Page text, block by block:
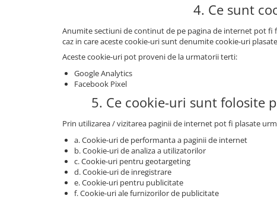
4. Ce sunt
Anumite sectiuni de continut de pe pagina de internet pot
caz in care aceste cookie-uri sunt denumite cookie-uri
Aceste cookie-uri pot proveni de la urmatorii terti:
Google Analytics
Facebook Pixel
5. Ce cookie-uri sunt folosite
Prin utilizarea / vizitarea paginii de internet pot fi plasate
a. Cookie-uri de performanta a paginii de internet
b. Cookie-uri de analiza a utilizatorilor
c. Cookie-uri pentru geotargeting
d. Cookie-uri de inregistrare
e. Cookie-uri pentru publicitate
f. Cookie-uri ale furnizorilor de publicitate